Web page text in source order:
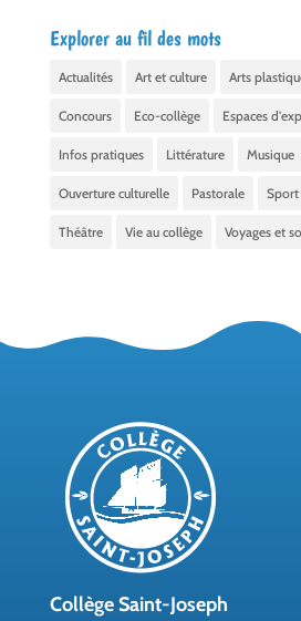
Explorer au fil des mots
Actualités Art et culture Arts
Concours Eco-collège Espaces
Infos pratiques Littérature Musique
Ouverture culturelle Pastorale Sport
Théâtre Vie au collège Voyages et
Collège Saint-Joseph